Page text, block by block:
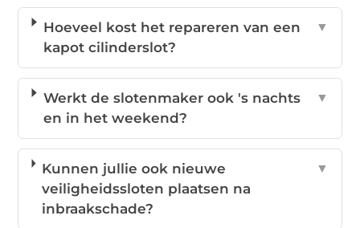
Hoeveel kost het repareren van een
kapot cilinderslot?
▼
Werkt de slotenmaker ook 's nachts
en in het weekend?
▼
Kunnen jullie ook nieuwe
veiligheidssloten plaatsen na
inbraakschade?
▼